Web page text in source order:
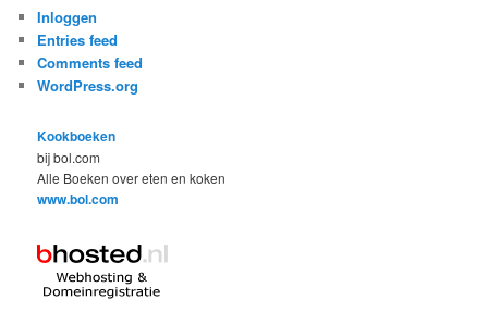
Inloggen
Entries feed
Comments feed
WordPress.org
Kookboeken
bij bol.com
Alle Boeken over eten en koken
www.bol.com